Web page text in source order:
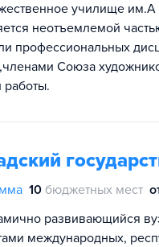
училище
неотъемлемой
профессиональных
Союза
работы.
10 бюджетных мест
развивающийся
международных,